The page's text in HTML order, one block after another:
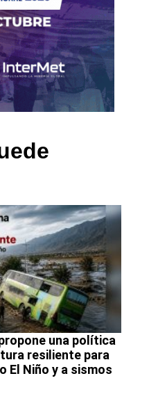
una política
resiliente para
El Niño y a sismos